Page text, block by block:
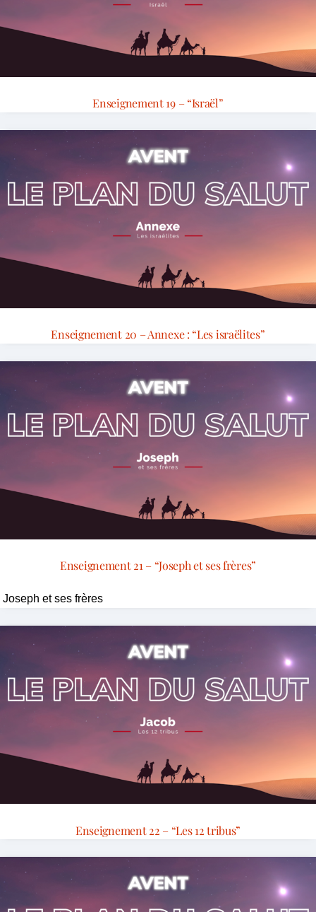
Enseignement 19 – “Israël”
Enseignement 20 – Annexe : “Les israëlites”
Enseignement 21 – “Joseph et ses frères”
Joseph et ses frères
Enseignement 22 – “Les 12 tribus”